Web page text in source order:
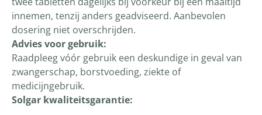
innemen, tenzij anders geadviseerd. Aanbevolen
dosering niet overschrijden.
Advies voor gebruik:
Raadpleeg vóór gebruik een deskundige in geval van
zwangerschap, borstvoeding, ziekte of
medicijngebruik.
Solgar kwaliteitsgarantie: